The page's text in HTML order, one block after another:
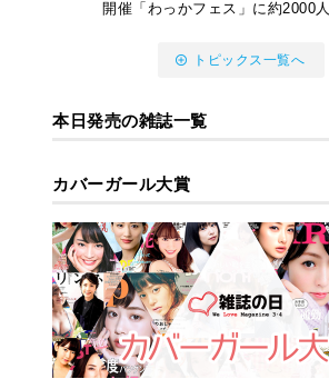
開催「わっかフェス」に約2000人
トピックス一覧へ
本日発売の雑誌一覧
カバーガール大賞